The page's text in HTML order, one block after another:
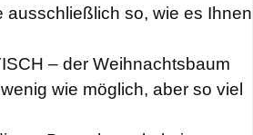
ausschließlich so, wie es Ihnen
– der Weihnachtsbaum
wie möglich, aber so viel